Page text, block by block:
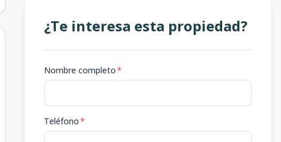
¿Te interesa esta propiedad?
Nombre completo*
Teléfono*